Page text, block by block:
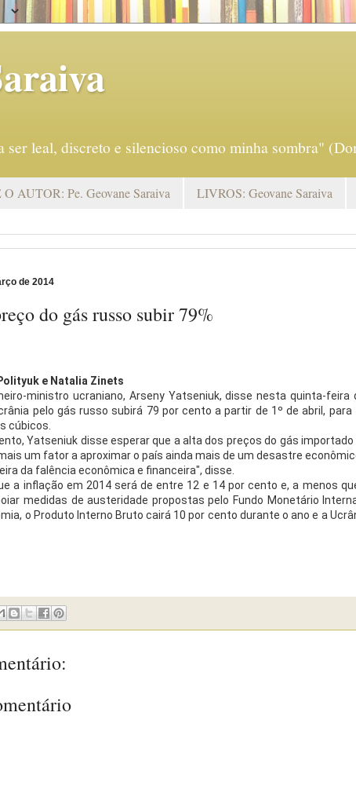
ser leal, discreto e silencioso como minha sombra"
AUTOR: Pe. Geovane Saraiva LIVROS: Geovane Saraiva
de 2014
do gás russo subir 79%
e Natalia Zinets
ministro ucraniano, Arseny Yatseniuk, disse nesta quinta-feira
pelo gás russo subirá 79 por cento a partir de 1º de abril, para
cúbicos.
Yatseniuk disse esperar que a alta dos preços do gás importado
um fator a aproximar o país ainda mais de um desastre
da falência econômica e financeira", disse.
a inflação em 2014 será de entre 12 e 14 por cento e, a menos
medidas de austeridade propostas pelo Fundo Monetário
o Produto Interno Bruto cairá 10 por cento durante o ano e a